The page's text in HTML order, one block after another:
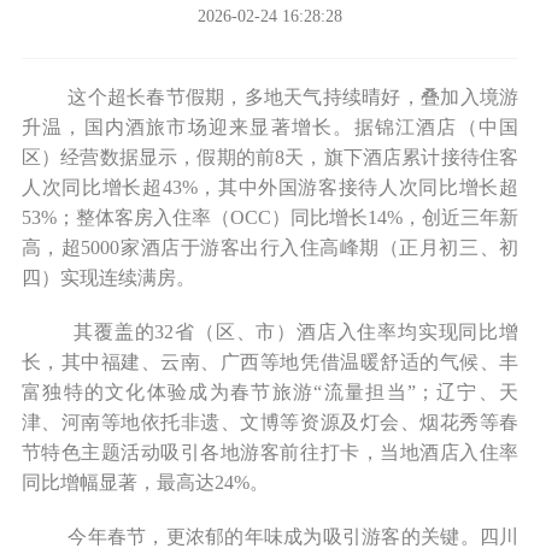
2026-02-24 16:28:28
这个超长春节假期，多地天气持续晴好，叠加入境游
升温，国内酒旅市场迎来显著增长。据锦江酒店（中国
区）经营数据显示，假期的前8天，旗下酒店累计接待住客
人次同比增长超43%，其中外国游客接待人次同比增长超
53%；整体客房入住率（OCC）同比增长14%，创近三年新
高，超5000家酒店于游客出行入住高峰期（正月初三、初
四）实现连续满房。
其覆盖的32省（区、市）酒店入住率均实现同比增
长，其中福建、云南、广西等地凭借温暖舒适的气候、丰
富独特的文化体验成为春节旅游“流量担当”；辽宁、天
津、河南等地依托非遗、文博等资源及灯会、烟花秀等春
节特色主题活动吸引各地游客前往打卡，当地酒店入住率
同比增幅显著，最高达24%。
今年春节，更浓郁的年味成为吸引游客的关键。四川